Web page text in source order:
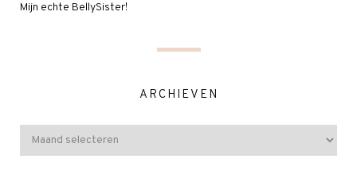
Mijn echte BellySister!
ARCHIEVEN